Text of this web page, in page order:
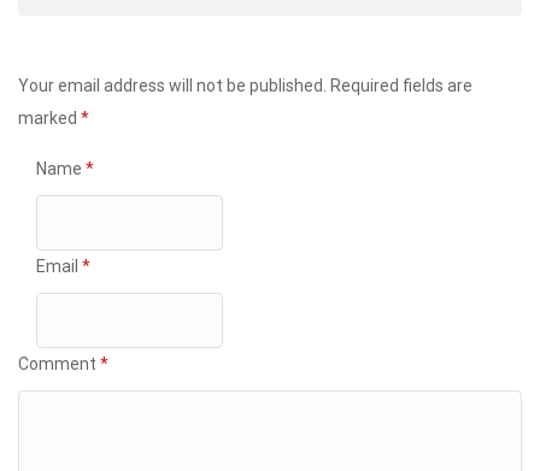
Your email address will not be published. Required fields are
marked *
Name *
Email *
Comment *